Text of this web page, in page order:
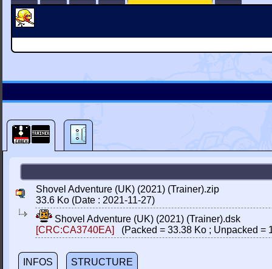
Shovel Adventure (UK) (2021) (Trainer).zip
33.6 Ko (Date : 2021-11-27)
Shovel Adventure (UK) (2021) (Trainer).dsk
[CRC:CA3740EA]
(Packed = 33.38 Ko ; Unpacked =
INFOS
STRUCTURE